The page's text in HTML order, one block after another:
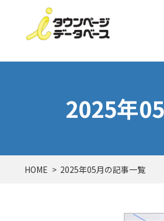
HOME 2025年05月の記事一覧
2025年